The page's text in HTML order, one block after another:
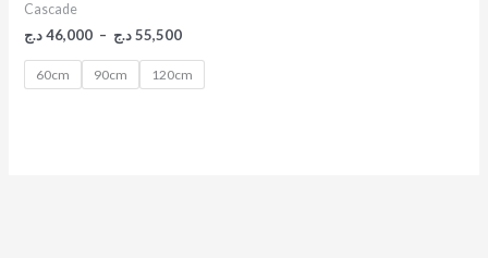
Cascade
46,000 د.ج – 55,500 د.ج
60cm 90cm 120cm